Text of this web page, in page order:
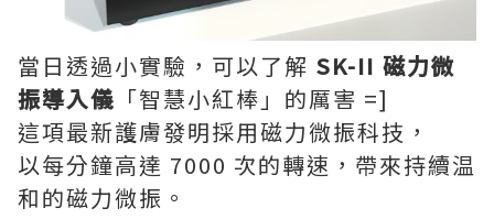
當日透過小實驗，可以了解 SK-II 磁力微
振導入儀 「智慧小紅棒」的厲害 =]
這項最新護膚發明採用磁力微振科技，
以每分鐘高達 7000 次的轉速，帶來持續温
和的磁力微振。